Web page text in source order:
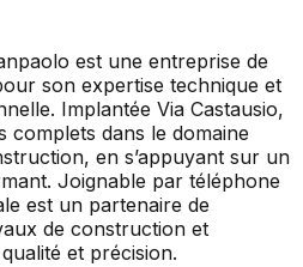
est une entreprise de
son expertise technique et
Implantée Via Castausio,
complets dans le domaine
en s’appuyant sur un
Joignable par téléphone
est un partenaire de
de construction et
et précision.